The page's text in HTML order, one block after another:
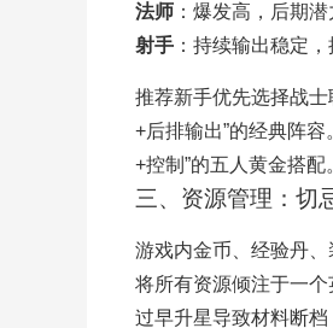
法师 ：爆发高，后期潜
射手 ：持续输出稳定，
推荐新手优先选择战
+后排输出”的经典阵
+控制”的五人黄金搭配
三、资源管理：切
游戏内金币、经验丹
将所有资源倾注于一个
过早升星导致材料断档